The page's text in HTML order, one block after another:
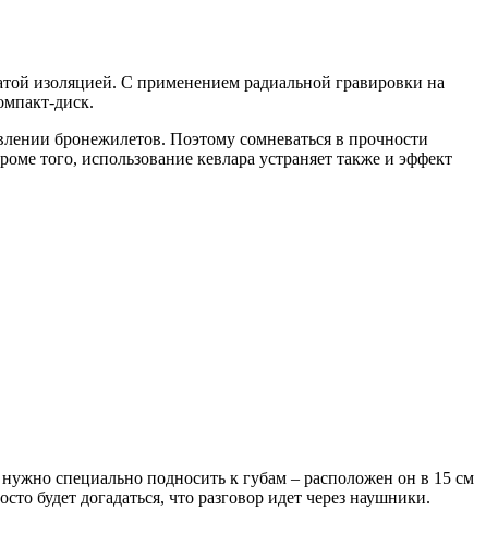
изоляцией. С применением радиальной гравировки на
диск.
бронежилетов. Поэтому сомневаться в прочности
того, использование кевлара устраняет также и эффект
специально подносить к губам – расположен он в 15 см
будет догадаться, что разговор идет через наушники.